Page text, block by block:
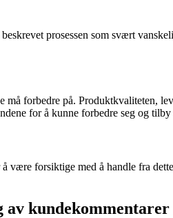
prosessen som svært
forbedre på. Produktkvaliteten,
for å kunne forbedre seg og
forsiktige med å handle fra
av kundekommentarer